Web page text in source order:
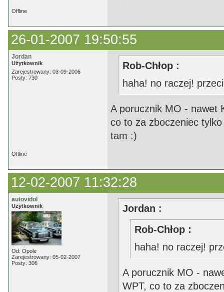
Offline
26-01-2007 19:50:55
Jordan
Użytkownik
Zarejestrowany: 03-09-2006
Posty: 730
Rob-Chłop :
haha! no raczej!
A porucznik MO - nawet
co to za zboczeniec
tam :)
Offline
12-02-2007 11:32:28
autovidol
Użytkownik
Od: Opole
Zarejestrowany: 05-02-2007
Posty: 306
Jordan :
Rob-Chłop :
haha! no raczej!
A porucznik MO -
WPT, co to za